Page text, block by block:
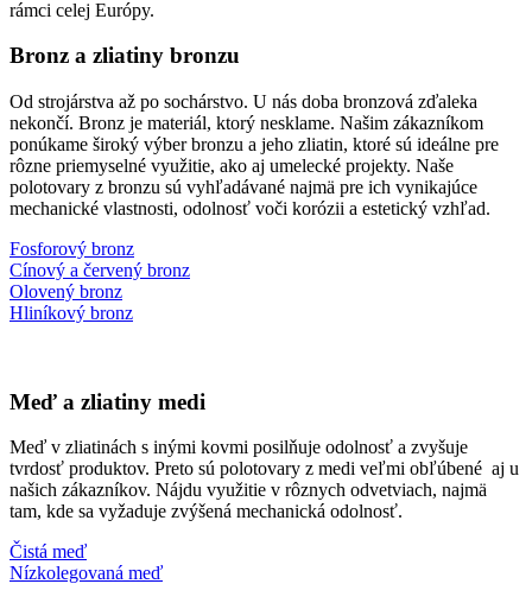
rámci celej Európy.
Bronz a zliatiny bronzu
Od strojárstva až po sochárstvo. U nás doba bronzová zďaleka
nekončí. Bronz je materiál, ktorý nesklame. Našim zákazníkom
ponúkame široký výber bronzu a jeho zliatin, ktoré sú ideálne pre
rôzne priemyselné využitie, ako aj umelecké projekty. Naše
polotovary z bronzu sú vyhľadávané najmä pre ich vynikajúce
mechanické vlastnosti, odolnosť voči korózii a estetický vzhľad.
Fosforový bronz
Cínový a červený bronz​
Olovený bronz
Hliníkový bronz
Meď a zliatiny medi
Meď v zliatinách s inými kovmi posilňuje odolnosť a zvyšuje
tvrdosť produktov. Preto sú polotovary z medi veľmi obľúbené aj u
našich zákazníkov. Nájdu využitie v rôznych odvetviach, najmä
tam, kde sa vyžaduje zvýšená mechanická odolnosť.
Čistá meď
Nízkolegovaná meď